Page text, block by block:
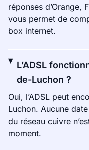
réponses d’Orange,
vous permet de
box internet.
L’ADSL
de-Luchon ?
Oui, l’ADSL peut
Luchon. Aucune
du réseau cuivre
moment.